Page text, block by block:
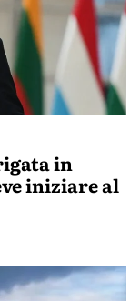
in
iniziare al